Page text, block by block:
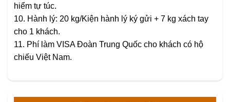
hiểm tự túc.
10. Hành lý: 20 kg/Kiện hành lý ký gửi + 7 kg xách tay
cho 1 khách.
11. Phí làm VISA Đoàn Trung Quốc cho khách có hộ
chiếu Việt Nam.